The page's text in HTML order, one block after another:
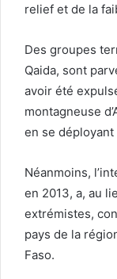
relief et de la
Des groupes
Qaida, sont
avoir été
montagneuse
en se
Néanmoins,
en 2013, a, au
extrémistes,
pays de la
Faso.